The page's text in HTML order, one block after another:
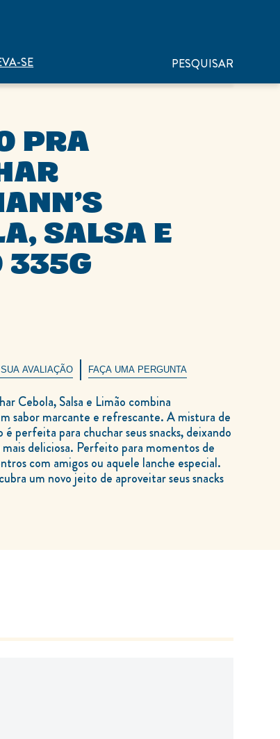
SE PESQUISAR
SALSA E
335G
AVALIAÇÃO FAÇA UMA PERGUNTA
sabor marcante e refrescante. A mistura de
é perfeita para chuchar seus snacks, deixando
deliciosa. Perfeito para momentos de
com amigos ou aquele lanche especial.
um novo jeito de aproveitar seus snacks